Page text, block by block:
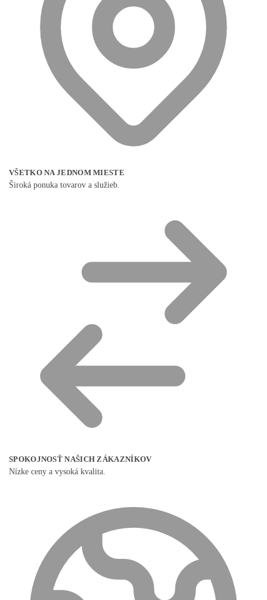
VŠETKO NA JEDNOM MIESTE
Široká ponuka tovarov a služieb.
SPOKOJNOSŤ NAŠICH ZÁKAZNÍKOV
Nízke ceny a vysoká kvalita.